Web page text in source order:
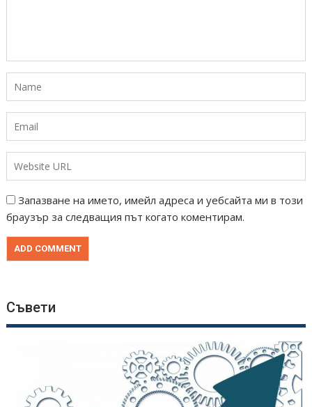
Запазване на името, имейл адреса и уебсайта ми в този
браузър за следващия път когато коментирам.
Съвети